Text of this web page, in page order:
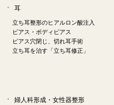
耳
立ち耳整形のヒアルロン酸注入
ピアス・ボディピアス
ピアス穴閉じ、切れ耳手術
立ち耳を治す「立ち耳修正」
婦人科形成・女性器整形